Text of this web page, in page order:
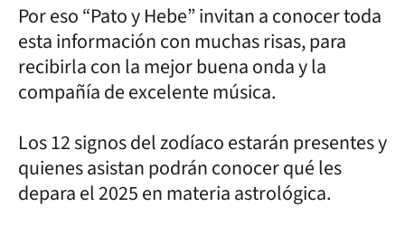
Por eso “Pato y Hebe” invitan a conocer toda
esta información con muchas risas, para
recibirla con la mejor buena onda y la
compañía de excelente música.
Los 12 signos del zodíaco estarán presentes y
quienes asistan podrán conocer qué les
depara el 2025 en materia astrológica.